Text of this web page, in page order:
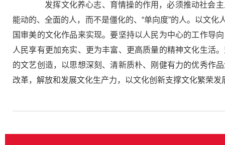
发挥文化养心志、育情操的作用，必须推动社会主
能动的、全面的人，而不是僵化的、“单向度”的人。以文
国审美的文化作品来实现。要坚持以人民为中心的工作导
人民享有更加充实、更为丰富、更高质量的精神文化生活
的文艺创造，以思想深刻、清新质朴、刚健有力的优秀作
改革，解放和发展文化生产力，以文化创新支撑文化繁荣